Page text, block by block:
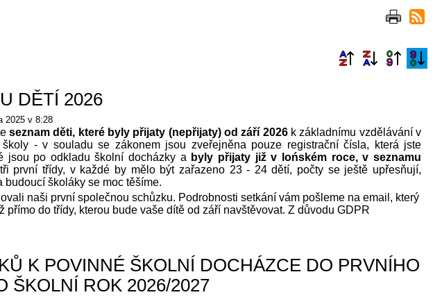
DĚTÍ 2026
2025 v 8:28
seznam děti, které byly přijaty (nepřijaty) od září 2026k základnímu vzdělávání v
- v souladu se zákonem jsou zveřejněna pouze registrační čísla, která jste
jsou po odkladu školní docházky a byly přijaty již v lońském roce, v seznamu
první třídy, v každé by mělo být zařazeno 23 - 24 dětí, počty se ještě upřesňují,
školáky se moc těšíme.
naši první společnou schůzku. Podrobnosti setkání vám pošleme na email, který
do třídy, kterou bude vaše dítě od září navštěvovat. Z důvodu GDPR
K POVINNÉ ŠKOLNÍ DOCHÁZCE DO PRVNÍHO
ŠKOLNÍ ROK 2026/2027